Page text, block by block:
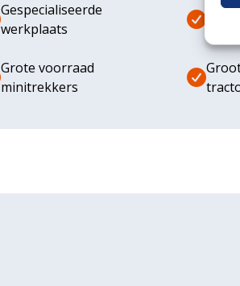
Gespecialiseerde
werkplaats
Grote voorraad
minitrekkers